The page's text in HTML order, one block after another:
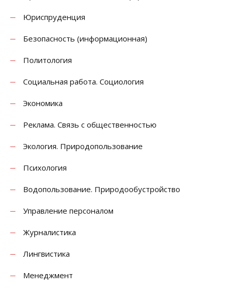
Юриспруденция
Безопасность (информационная)
Политология
Социальная работа. Социология
Экономика
Реклама. Связь с общественностью
Экология. Природопользование
Психология
Водопользование. Природообустройство
Управление персоналом
Журналистика
Лингвистика
Менеджмент